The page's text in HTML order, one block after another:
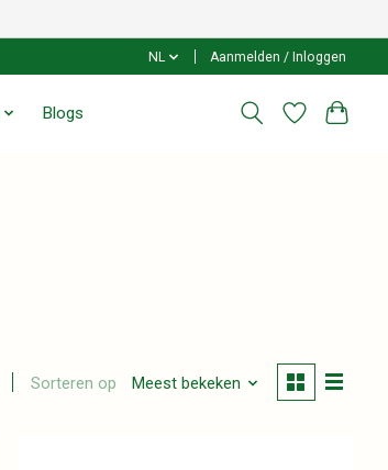
NL Aanmelden / Inloggen
Blogs
Sorteren op Meest bekeken